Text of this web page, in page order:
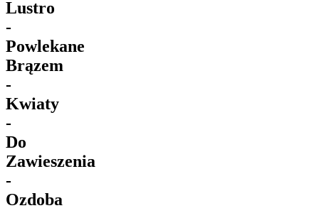
Lustro
-
Powlekane
Brązem
-
Kwiaty
-
Do
Zawieszenia
-
Ozdoba